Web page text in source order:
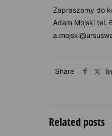
Zapraszamy do
Adam Mojski tel.
Share
Related posts